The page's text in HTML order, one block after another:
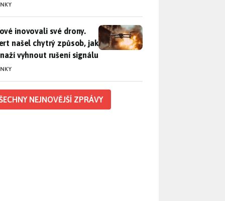
inovovali své drony. Expert našel chytrý způsob, jak se
inovovali své drony.
našel chytrý způsob, jak
vyhnout rušení signálu
NEJNOVĚJŠÍ ZPRÁVY